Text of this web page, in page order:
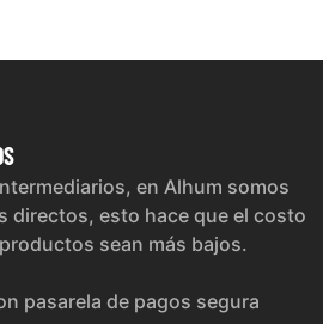
en Alhum somos
directos, esto hace que el costo
sean más bajos.
pasarela de pagos segura